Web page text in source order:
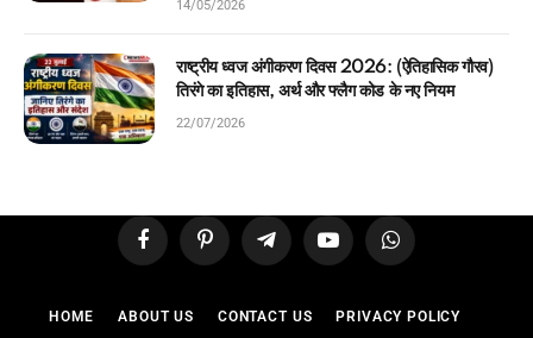
14/05/2026
राष्ट्रीय ध्वज अंगीकरण दिवस 2026: (ऐतिहासिक गौरव)
तिरंगे का इतिहास, अर्थ और फ्लैग कोड के नए नियम
22/07/2026
FacebookPinterest TelegramYouTubeWhatsApp
HOME ABOUT US CONTACT US PRIVACY POLICY